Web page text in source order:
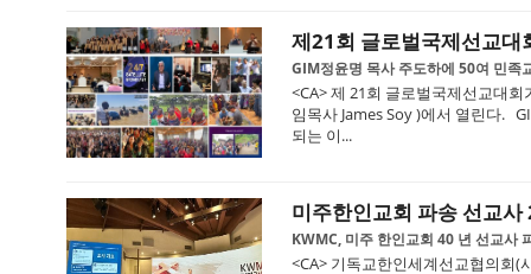
제21회 글로벌국제선교대
GIM정윤명 목사 주도하에 50여 민족
<CA> 제 21회 글로벌국제선교대
임목사 James Soy )에서 열린다.
되는 이...
미주한인교회 파송 선교
KWMC, 미주 한인교회 40 년 선교사
<CA> 기독교한인세계선교협의회(